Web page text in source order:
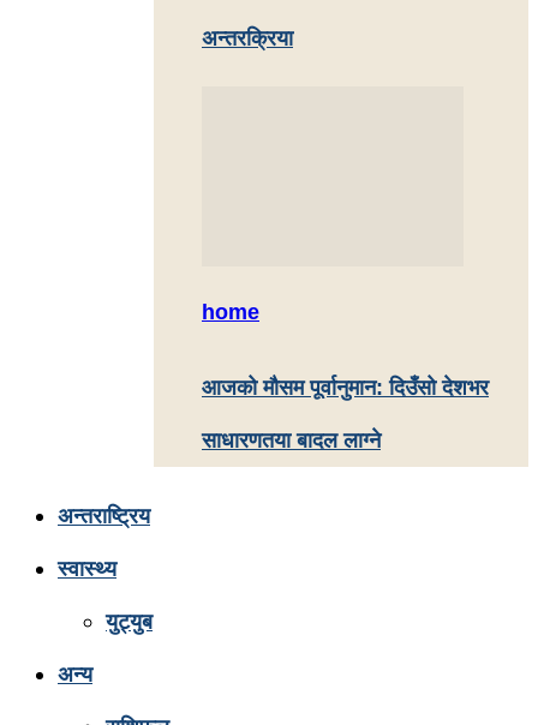
अन्तरक्रिया
home
आजको मौसम पूर्वानुमान: दिउँसो देशभर
साधारणतया बादल लाग्ने
अन्तराष्ट्रिय
स्वास्थ्य
युट्युब
अन्य